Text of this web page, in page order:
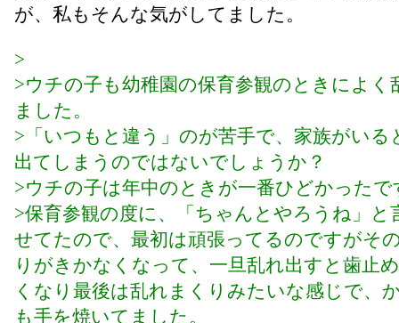
が、私もそんな気がしてました。
>
>ウチの子も幼稚園の保育参観のときによく
ました。
>「いつもと違う」のが苦手で、家族がいる
出てしまうのではないでしょうか？
>ウチの子は年中のときが一番ひどかったで
>保育参観の度に、「ちゃんとやろうね」と
せてたので、最初は頑張ってるのですがそ
りがきかなくなって、一旦乱れ出すと歯止
くなり最後は乱れまくりみたいな感じで、
も手を焼いてました。